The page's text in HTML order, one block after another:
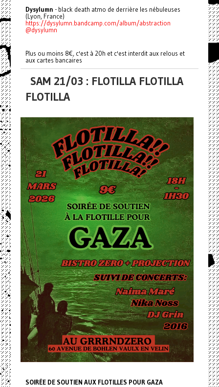
Dysylumn - black death atmo de derrière les nébuleuses
(Lyon, France)
https://dysylumn.bandcamp.com/album/abstraction
@dysylumn
Plus ou moins 8€, c'est à 20h et c'est interdit aux relous et
aux cartes bancaires
SAM 21/03 : FLOTILLA FLOTILLA
FLOTILLA
SOIRÉE DE SOUTIEN AUX FLOTILLES POUR GAZA